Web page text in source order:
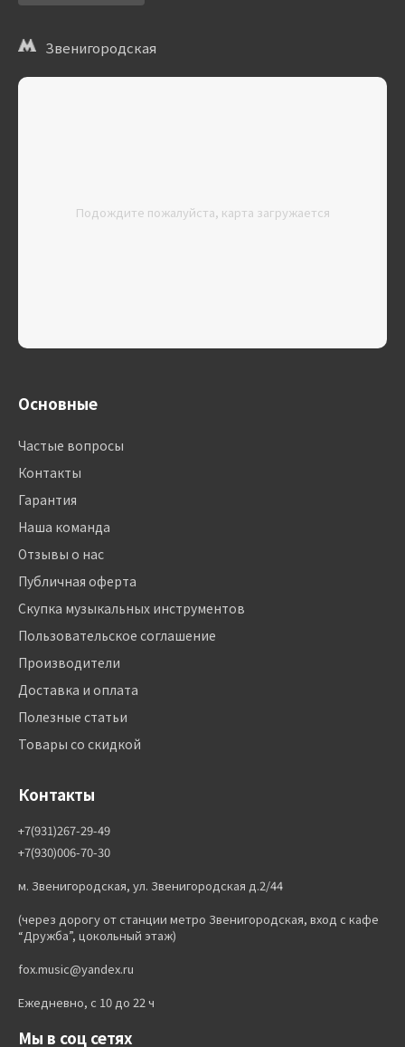
Звенигородская
Подождите пожалуйста, карта загружается
Основные
Частые вопросы
Контакты
Гарантия
Наша команда
Отзывы о нас
Публичная оферта
Скупка музыкальных инструментов
Пользовательское соглашение
Производители
Доставка и оплата
Полезные статьи
Товары со скидкой
Контакты
+7(931)267-29-49
+7(930)006-70-30
м. Звенигородская, ул. Звенигородская д.2/44
(через дорогу от станции метро Звенигородская, вход с кафе
“Дружба”, цокольный этаж)
fox.music@yandex.ru
Ежедневно, с 10 до 22 ч
Мы в соц сетях